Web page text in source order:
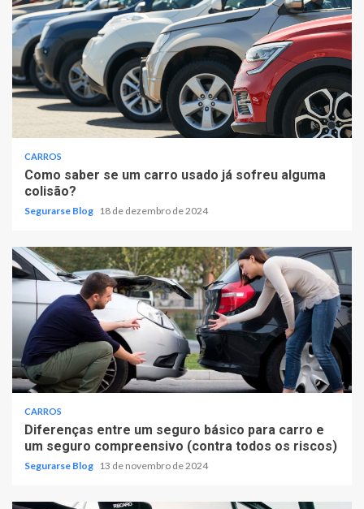
CARROS
Como saber se um carro usado já sofreu alguma
colisão?
Segurarse Blog 18 de dezembro de 2024
CARROS
Diferenças entre um seguro básico para carro e
um seguro compreensivo (contra todos os riscos)
Segurarse Blog 13 de novembro de 2024